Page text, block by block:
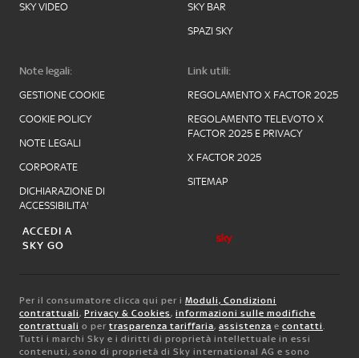
SKY VIDEO
SKY BAR
SPAZI SKY
Note legali:
GESTIONE COOKIE
COOKIE POLICY
NOTE LEGALI
CORPORATE
DICHIARAZIONE DI
ACCESSIBILITA'
Link utili:
REGOLAMENTO X FACTOR 2025
REGOLAMENTO TELEVOTO X
FACTOR 2025 E PRIVACY
X FACTOR 2025
SITEMAP
ACCEDI A
SKY GO
Per il consumatore clicca qui per i Moduli, Condizioni
contrattuali, Privacy & Cookies, informazioni sulle modifiche
contrattuali o per trasparenza tariffaria, assistenza e contatti.
Tutti i marchi Sky e i diritti di proprietà intellettuale in essi
contenuti, sono di proprietà di Sky international AG e sono